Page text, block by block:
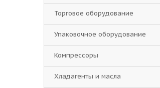
Торговое оборудование
Упаковочное оборудование
Компрессоры
Хладагенты и масла